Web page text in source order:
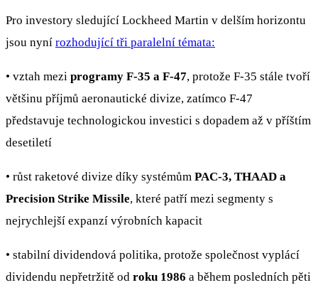
Pro investory sledující Lockheed Martin v delším horizontu
jsou nyní rozhodující tři paralelní témata:
• vztah mezi programy F-35 a F-47, protože F-35 stále tvoří
většinu příjmů aeronautické divize, zatímco F-47
představuje technologickou investici s dopadem až v příštím
desetiletí
• růst raketové divize díky systémům PAC-3, THAAD a
Precision Strike Missile, které patří mezi segmenty s
nejrychlejší expanzí výrobních kapacit
• stabilní dividendová politika, protože společnost vyplácí
dividendu nepřetržitě od roku 1986 a během posledních pěti